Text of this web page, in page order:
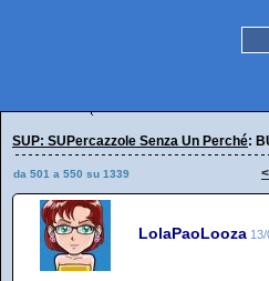
SUP: SUPercazzole Senza Un Perché:
da 501 a 550 su 1339 <
LolaPaoLooza